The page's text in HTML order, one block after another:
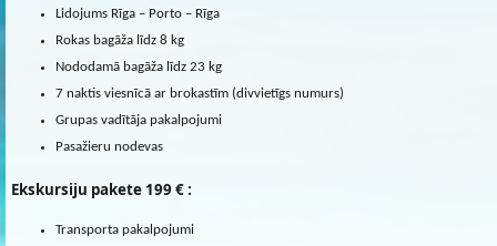
Lidojums Rīga – Porto – Rīga
Rokas bagāža līdz 8 kg
Nododamā bagāža līdz 23 kg
7 naktis viesnīcā ar brokastīm (divvietīgs numurs)
Grupas vadītāja pakalpojumi
Pasažieru nodevas
Ekskursiju pakete 199 € :
Transporta pakalpojumi